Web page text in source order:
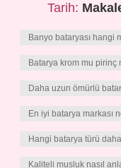
Tarih:
Banyo bataryası hangi
Batarya krom mu pirinç
Daha uzun ömürlü
En iyi batarya markası
Hangi batarya türü
Kaliteli musluk nasıl